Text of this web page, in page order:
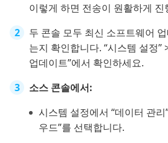
이렇게 하면 전송이 원활하게 진
두 콘솔 모두 최신 소프트웨어
는지 확인합니다. “시스템 설정”
업데이트”에서 확인하세요.
소스 콘솔에서:
시스템 설정에서 “데이터 관
우드”를 선택합니다.